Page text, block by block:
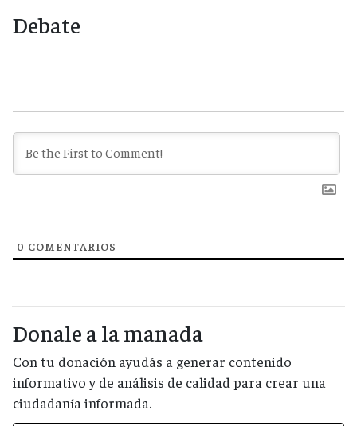
Debate
0 COMENTARIOS
Donale a la manada
Con tu donación ayudás a generar contenido
informativo y de análisis de calidad para crear una
ciudadanía informada.